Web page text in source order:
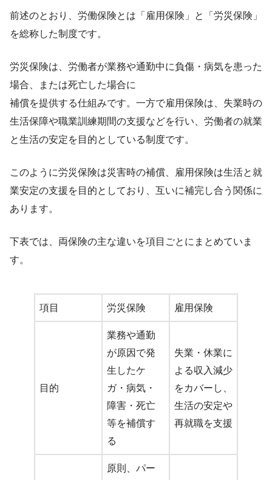
前述のとおり、労働保険とは「雇用保険」と「労災保険」
を総称した制度です。
労災保険は、労働者が業務や通勤中に負傷・病気を患った
場合、または死亡した場合に
補償を提供する仕組みです。一方で雇用保険は、失業時の
生活保障や職業訓練期間の支援などを行い、労働者の就業
と生活の安定を目的としている制度です。
このように労災保険は災害時の補償、雇用保険は生活と就
業安定の支援を目的としており、互いに補完し合う関係に
あります。
下表では、両保険の主な違いを項目ごとにまとめていま
す。
項目 労災保険 雇用保険
目的
業務や通勤
が原因で発
生したケ
ガ・病気・
障害・死亡
等を補償す
る
失業・休業に
よる収入減少
をカバーし、
生活の安定や
再就職を支援
原則、パー